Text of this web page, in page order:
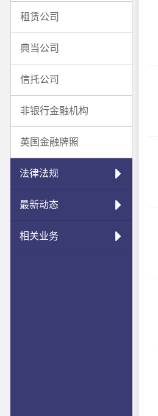
租赁公司
典当公司
信托公司
非银行金融机构
英国金融牌照
法律法规
最新动态
相关业务